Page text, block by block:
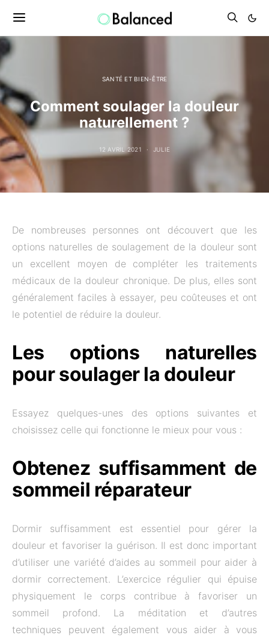
SANTÉ ET BIEN-ÊTRE
Comment soulager la douleur
naturellement ?
12 AVRIL 2021 JULIE
De nombreuses personnes ont découvert que les
options naturelles de soulagement de la douleur sont
un excellent moyen de compléter les traitements
médicaux de la douleur chronique. De plus, elles sont
généralement faciles à essayer, peu coûteuses et ont
le potentiel de réduire la douleur.
Les options naturelles
pour soulager la douleur
Essayez quelques-unes des options suivantes et
choisissez celle qui fonctionne le mieux pour vous :
Obtenez suffisamment de
sommeil réparateur
Dormir suffisamment est essentiel pour gérer la
douleur et favoriser la guérison. Il est donc important
d’utiliser une variété d’aides au sommeil pour aider à
dormir correctement. L’exercice régulier qui épuise
physiquement le corps contribue à favoriser un
sommeil profond. La méditation et d’autres
techniques peuvent également vous aider à vous